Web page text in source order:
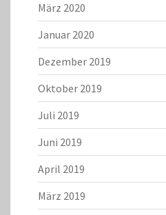
März 2020
Januar 2020
Dezember 2019
Oktober 2019
Juli 2019
Juni 2019
April 2019
März 2019